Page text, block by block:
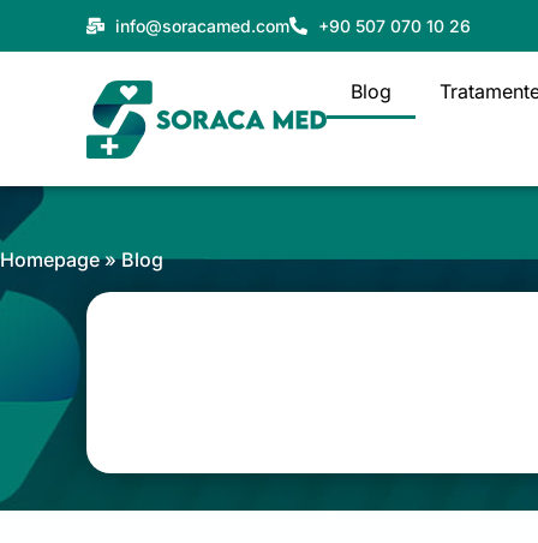
to
info@soracamed.com +90 507 070 10 26
Blog
Homepage»Blog